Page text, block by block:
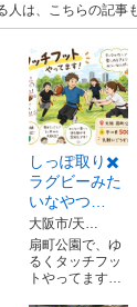
は、こちらの記事
しっぽ取り✖️
ラグビーみた
いなやつ…
大阪市/天…
扇町公園で、ゆ
るくタッチフッ
トやってます…